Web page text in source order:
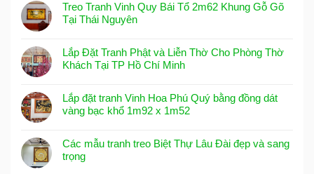
Treo Tranh Vinh Quy Bái Tổ 2m62 Khung Gỗ Gõ
Tại Thái Nguyên
Lắp Đặt Tranh Phật và Liễn Thờ Cho Phòng Thờ
Khách Tại TP Hồ Chí Minh
Lắp đặt tranh Vinh Hoa Phú Quý bằng đồng dát
vàng bạc khổ 1m92 x 1m52
Các mẫu tranh treo Biệt Thự Lâu Đài đẹp và sang
trọng